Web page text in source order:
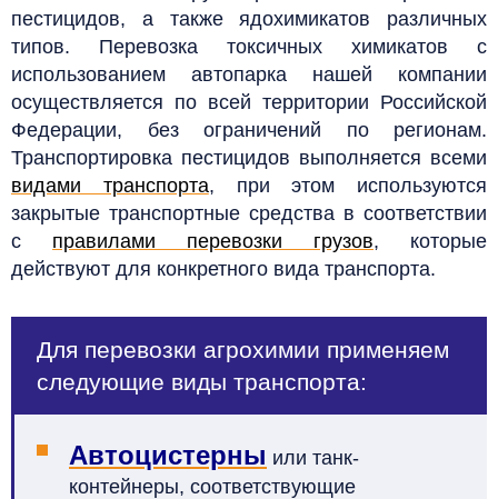
пестицидов, а также ядохимикатов различных
типов. Перевозка токсичных химикатов с
использованием автопарка нашей компании
осуществляется по всей территории Российской
Федерации, без ограничений по регионам.
Транспортировка пестицидов выполняется всеми
видами транспорта, при этом используются
закрытые транспортные средства в соответствии
с правилами перевозки грузов, которые
действуют для конкретного вида транспорта.
Для перевозки агрохимии применяем
следующие виды транспорта:
Автоцистерны или танк-
контейнеры, соответствующие